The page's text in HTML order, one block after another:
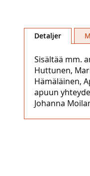
till
bildgalleriet
Detaljer
Sisältää mm.
Huttunen,
Hämäläinen,
apuun
Johanna